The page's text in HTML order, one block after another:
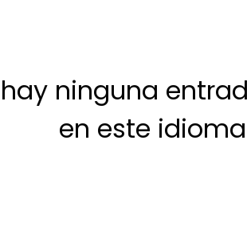
ninguna
en este idioma